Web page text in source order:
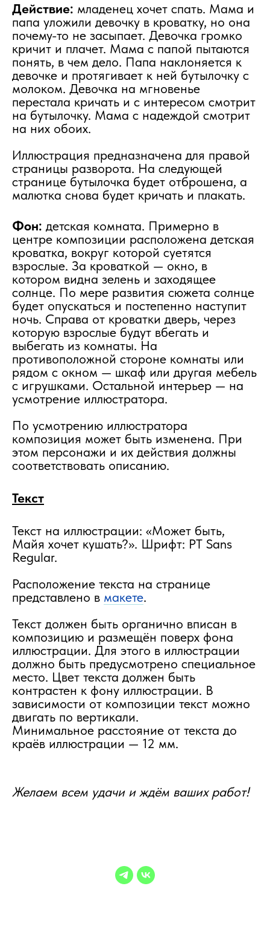
Действие: младенец хочет спать. Мама и
папа уложили девочку в кроватку, но она
почему-то не засыпает. Девочка громко
кричит и плачет. Мама с папой пытаются
понять, в чем дело. Папа наклоняется к
девочке и протягивает к ней бутылочку с
молоком. Девочка на мгновенье
перестала кричать и с интересом смотрит
на бутылочку. Мама с надеждой смотрит
на них обоих.
Иллюстрация предназначена для правой
страницы разворота. На следующей
странице бутылочка будет отброшена, а
малютка снова будет кричать и плакать.
Фон: детская комната. Примерно в
центре композиции расположена детская
кроватка, вокруг которой суетятся
взрослые. За кроваткой — окно, в
котором видна зелень и заходящее
солнце. По мере развития сюжета солнце
будет опускаться и постепенно наступит
ночь. Справа от кроватки дверь, через
которую взрослые будут вбегать и
выбегать из комнаты. На
противоположной стороне комнаты или
рядом с окном — шкаф или другая мебель
с игрушками. Остальной интерьер — на
усмотрение иллюстратора.
По усмотрению иллюстратора
композиция может быть изменена. При
этом персонажи и их действия должны
соответствовать описанию.
Текст
Текст на иллюстрации: «Может быть,
Майя хочет кушать?». Шрифт: PT Sans
Regular.
Расположение текста на странице
представлено в макете.
Текст должен быть органично вписан в
композицию и размещён поверх фона
иллюстрации. Для этого в иллюстрации
должно быть предусмотрено специальное
место. Цвет текста должен быть
контрастен к фону иллюстрации. В
зависимости от композиции текст можно
двигать по вертикали.
Минимальное расстояние от текста до
краёв иллюстрации — 12 мм.
Желаем всем удачи и ждём ваших работ!